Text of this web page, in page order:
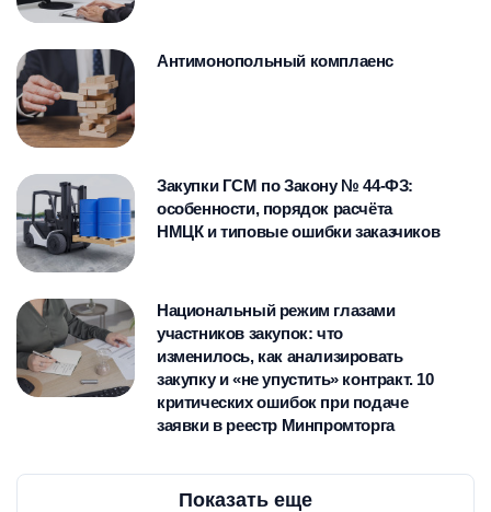
юридических лиц. Ведущий
семинаров и вебинаров,
посвященных практическим
вопросам осуществления закупок.
крупных региональных и
конференциях и форумах, в том
числе на Санкт-Петербургском
международном форуме
контрактных отношений, выставке-
форуме «Здравоохранение
Урала» в г. Екатеринбурге,
Международном форуме о
закупках в строительстве и
проектировании «WORLD
BUILD/STATE CONTRACT» в г.
Екатеринбург, и др.
Имеет большой практический опыт
в консультировании заказчиков и
участников закупок по вопросам
осуществления закупок, в том
направленности.
Антимонопольный комплаенс
Закупки ГСМ по Закону № 44-ФЗ:
особенности, порядок расчёта
НМЦК и типовые ошибки заказчиков
Национальный режим глазами
участников закупок: что
изменилось, как анализировать
закупку и «не упустить» контракт. 10
критических ошибок при подаче
заявки в реестр Минпромторга
Показать еще